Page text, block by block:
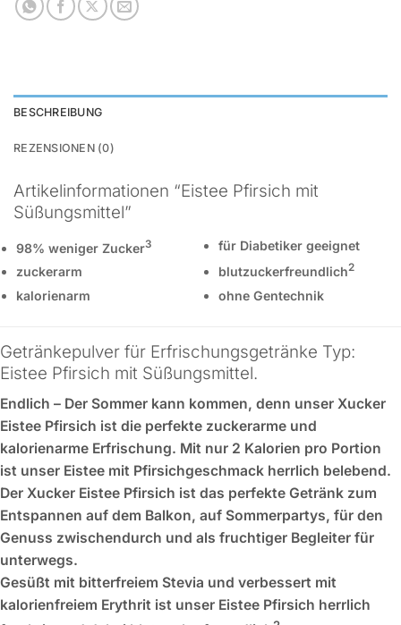
BESCHREIBUNG
REZENSIONEN (0)
Artikelinformationen “Eistee Pfirsich mit
Süßungsmittel”
98% weniger Zucker3
zuckerarm
kalorienarm
für Diabetiker geeignet
blutzuckerfreundlich2
ohne Gentechnik
Getränkepulver für Erfrischungsgetränke Typ:
Eistee Pfirsich mit Süßungsmittel.
Endlich – Der Sommer kann kommen, denn unser Xucker
Eistee Pfirsich ist die perfekte zuckerarme und
kalorienarme Erfrischung. Mit nur 2 Kalorien pro Portion
ist unser Eistee mit Pfirsichgeschmack herrlich belebend.
Der Xucker Eistee Pfirsich ist das perfekte Getränk zum
Entspannen auf dem Balkon, auf Sommerpartys, für den
Genuss zwischendurch und als fruchtiger Begleiter für
unterwegs.
Gesüßt mit bitterfreiem Stevia und verbessert mit
kalorienfreiem Erythrit ist unser Eistee Pfirsich herrlich